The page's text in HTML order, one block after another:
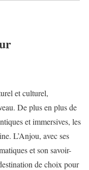
et culturel,
De plus en plus de
et immersives, les
L’Anjou, avec ses
et son savoir-
de choix pour